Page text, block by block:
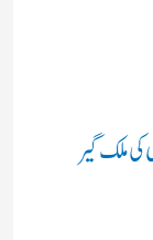
کی ملک گیر